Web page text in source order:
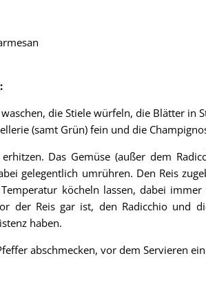
die Stiele würfeln, die Blätter in
(samt Grün) fein und die
Das Gemüse (außer dem
gelegentlich umrühren. Den Reis
köcheln lassen, dabei
der Reis gar ist, den Radicchio und
haben.
abschmecken, vor dem Servieren